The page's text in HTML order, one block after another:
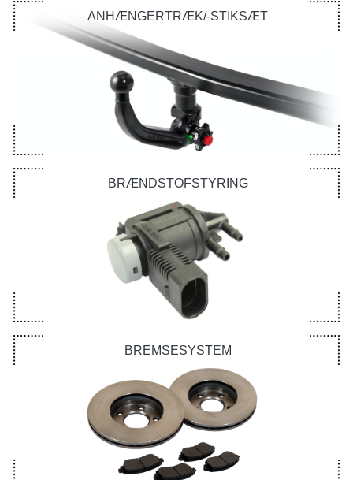
ANHÆNGERTRÆK/-STIKSÆT
BRÆNDSTOFSTYRING
BREMSESYSTEM